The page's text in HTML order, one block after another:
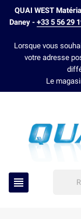
QUAI WEST
Daney - +33 5 56 29
Lorsque vous
votre adresse
Le
